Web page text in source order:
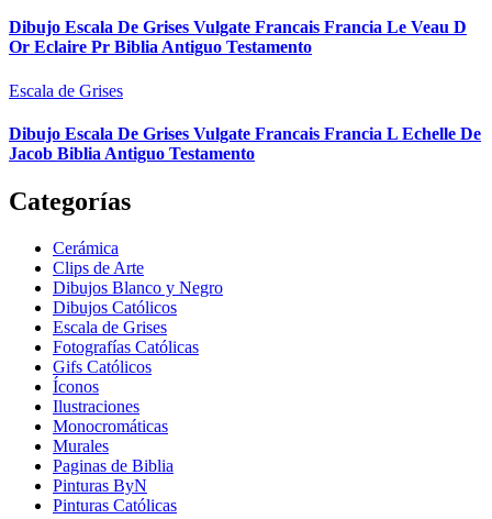
Dibujo Escala De Grises Vulgate Francais Francia Le Veau D
Or Eclaire Pr Biblia Antiguo Testamento
Escala de Grises
Dibujo Escala De Grises Vulgate Francais Francia L Echelle De
Jacob Biblia Antiguo Testamento
Categorías
Cerámica
Clips de Arte
Dibujos Blanco y Negro
Dibujos Católicos
Escala de Grises
Fotografías Católicas
Gifs Católicos
Íconos
Ilustraciones
Monocromáticas
Murales
Paginas de Biblia
Pinturas ByN
Pinturas Católicas